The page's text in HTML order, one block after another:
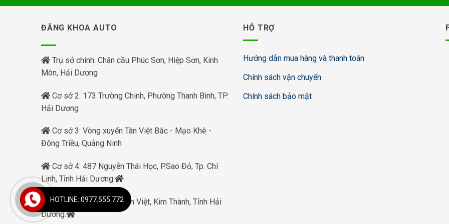
ĐĂNG KHOA AUTO
Trụ sở chính: Chân cầu Phúc Sơn, Hiệp Sơn, Kinh
Môn, Hải Dương
Cơ sở 2: 173 Trường Chinh, Phường Thanh Bình, TP.
Hải Dương
Cơ sở 3: Vòng xuyến Tân Việt Bắc - Mạo Khê -
Đông Triều, Quảng Ninh
Cơ sở 4: 487 Nguyễn Thái Học, P.Sao Đỏ, Tp. Chí
Linh, Tỉnh Hải Dương.
Cơ sở 5: Phạm Xá, Tuấn Việt, Kim Thành, Tỉnh Hải
Dương.
HỖ TRỢ
Hướng dẫn mua hàng và thanh toán
Chính sách vận chuyển
Chính sách bảo mật
HOTLINE: 0977.555.772